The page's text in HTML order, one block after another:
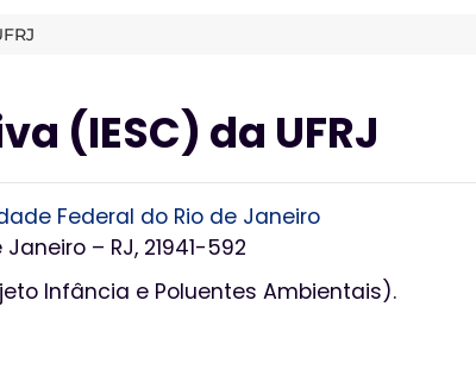
(IESC) da UFRJ
Federal do Rio de Janeiro
– RJ, 21941-592
Infância e Poluentes Ambientais).